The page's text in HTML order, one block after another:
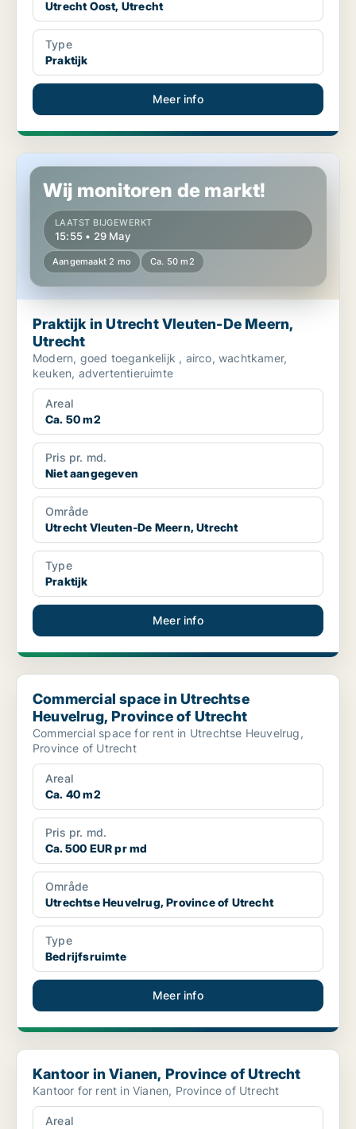
Utrecht Oost, Utrecht
Type
Praktijk
Meer info
Praktijk in Utrecht Vleuten-De Meern, Utrecht
Wij monitoren de markt!
LAATST BIJGEWERKT
15:55 • 29 May
Aangemaakt 2 mo Ca. 50 m2
Praktijk in Utrecht Vleuten-De Meern,
Utrecht
Modern, goed toegankelijk , airco, wachtkamer,
keuken, advertentieruimte
Areal
Ca. 50 m2
Pris pr. md.
Niet aangegeven
Område
Utrecht Vleuten-De Meern, Utrecht
Type
Praktijk
Meer info
Commercial space in Utrechtse Heuvelrug, Province of Utrecht
Commercial space in Utrechtse
Heuvelrug, Province of Utrecht
Commercial space for rent in Utrechtse Heuvelrug,
Province of Utrecht
Areal
Ca. 40 m2
Pris pr. md.
Ca. 500 EUR pr md
Område
Utrechtse Heuvelrug, Province of Utrecht
Type
Bedrijfsruimte
Meer info
Kantoor in Vianen, Province of Utrecht
Kantoor in Vianen, Province of Utrecht
Kantoor for rent in Vianen, Province of Utrecht
Areal